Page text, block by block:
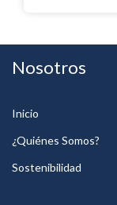
Nosotros
Inicio
¿Quiénes Somos?
Sostenibilidad